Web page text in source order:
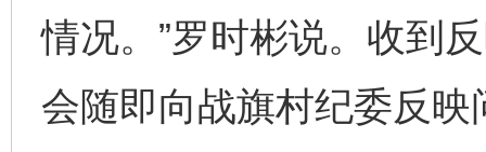
情况。”罗时彬说。收到
会随即向战旗村纪委反